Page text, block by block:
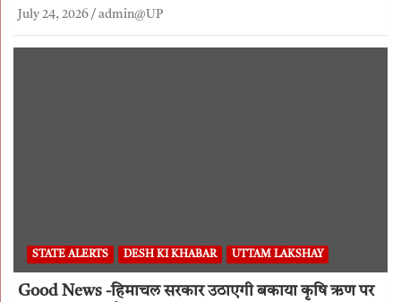
July 24, 2026 admin@UP
STATE ALERTS DESH KI KHABAR UTTAM LAKSHAY
Good News -हिमाचल सरकार उठाएगी बकाया कृषि ऋण पर